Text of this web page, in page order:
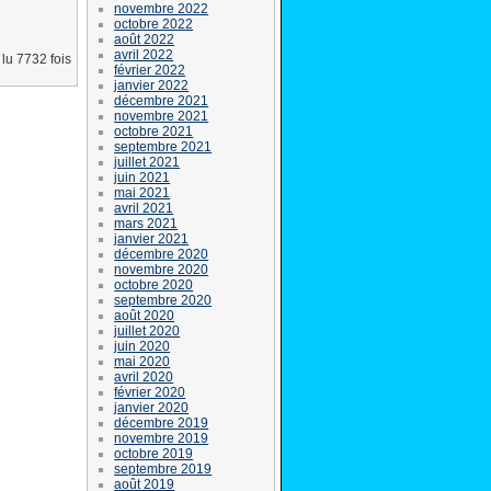
lu 7732 fois
novembre 2022
octobre 2022
août 2022
avril 2022
février 2022
janvier 2022
décembre 2021
novembre 2021
octobre 2021
septembre 2021
juillet 2021
juin 2021
mai 2021
avril 2021
mars 2021
janvier 2021
décembre 2020
novembre 2020
octobre 2020
septembre 2020
août 2020
juillet 2020
juin 2020
mai 2020
avril 2020
février 2020
janvier 2020
décembre 2019
novembre 2019
octobre 2019
septembre 2019
août 2019